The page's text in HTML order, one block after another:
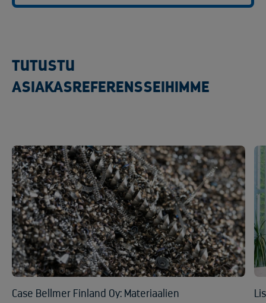
TUTUSTU
ASIAKASREFERENSSEIHIMME
Case Bellmer Finland Oy: Materiaalien